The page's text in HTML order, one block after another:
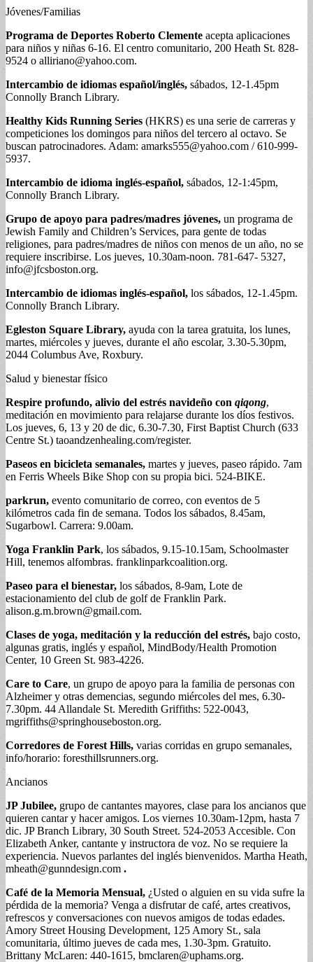
Jóvenes/Familias
Programa de Deportes Roberto Clemente acepta aplicaciones
para niños y niñas 6-16. El centro comunitario, 200 Heath St. 828-
9524 o alliriano@yahoo.com.
Intercambio de idiomas español/inglés, sábados, 12-1.45pm
Connolly Branch Library.
Healthy Kids Running Series (HKRS) es una serie de carreras y
competiciones los domingos para niños del tercero al octavo. Se
buscan patrocinadores. Adam: amarks555@yahoo.com / 610-999-
5937.
Intercambio de idioma inglés-español, sábados, 12-1:45pm,
Connolly Branch Library.
Grupo de apoyo para padres/madres jóvenes, un programa de
Jewish Family and Children’s Services, para gente de todas
religiones, para padres/madres de niños con menos de un año, no se
requiere inscribirse. Los jueves, 10.30am-noon. 781-647- 5327,
info@jfcsboston.org.
Intercambio de idiomas inglés-español, los sábados, 12-1.45pm.
Connolly Branch Library.
Egleston Square Library, ayuda con la tarea gratuita, los lunes,
martes, miércoles y jueves, durante el año escolar, 3.30-5.30pm,
2044 Columbus Ave, Roxbury.
Salud y bienestar físico
Respire profundo, alivio del estrés navideño con qiqong,
meditación en movimiento para relajarse durante los díos festivos.
Los jueves, 6, 13 y 20 de dic, 6.30-7.30, First Baptist Church (633
Centre St.) taoandzenhealing.com/register.
Paseos en bicicleta semanales, martes y jueves, paseo rápido. 7am
en Ferris Wheels Bike Shop con su propia bici. 524-BIKE.
parkrun, evento comunitario de correo, con eventos de 5
kilómetros cada fin de semana. Todos los sábados, 8.45am,
Sugarbowl. Carrera: 9.00am.
Yoga Franklin Park, los sábados, 9.15-10.15am, Schoolmaster
Hill, tenemos alfombras. franklinparkcoalition.org.
Paseo para el bienestar, los sábados, 8-9am, Lote de
estacionamiento del club de golf de Franklin Park.
alison.g.m.brown@gmail.com.
Clases de yoga, meditación y la reducción del estrés, bajo costo,
algunas gratis, inglés y español, MindBody/Health Promotion
Center, 10 Green St. 983-4226.
Care to Care, un grupo de apoyo para la familia de personas con
Alzheimer y otras demencias, segundo miércoles del mes, 6.30-
7.30pm. 44 Allandale St. Meredith Griffiths: 522-0043,
mgriffiths@springhouseboston.org.
Corredores de Forest Hills, varias corridas en grupo semanales,
info/horario: foresthillsrunners.org.
Ancianos
JP Jubilee, grupo de cantantes mayores, clase para los ancianos que
quieren cantar y hacer amigos. Los viernes 10.30am-12pm, hasta 7
dic. JP Branch Library, 30 South Street. 524-2053 Accesible. Con
Elizabeth Anker, cantante y instructora de voz. No se requiere la
experiencia. Nuevos parlantes del inglés bienvenidos. Martha Heath,
mheath@gunndesign.com .
Café de la Memoria Mensual, ¿Usted o alguien en su vida sufre la
pérdida de la memoria? Venga a disfrutar de café, artes creativos,
refrescos y conversaciones con nuevos amigos de todas edades.
Amory Street Housing Development, 125 Amory St., sala
comunitaria, último jueves de cada mes, 1.30-3pm. Gratuito.
Brittany McLaren: 440-1615, bmclaren@uphams.org.